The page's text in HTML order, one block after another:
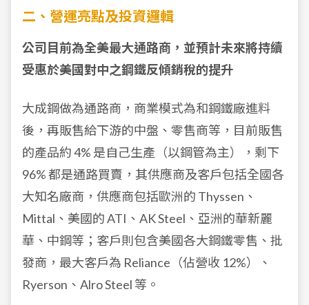
二、營運亮點及投資邏輯
公司目前為全美最大通路商，並預計未來將持續
受惠於美國對中之鋼鐵反傾銷稅的提升
大成鋼做為通路商，商業模式為和鋼鐵廠進料
後，再販售給下游的中盤、零售商等，目前販售
的產品約 4% 是自己生產（以鋼管為主），剩下
96% 都是通路買賣，其供應商及客戶包括全國各
大知名廠商，供應商包括歐洲的 Thyssen、
Mittal、美國的 ATI、AK Steel、亞洲的華新麗
華、中鋼等；客戶則包含美國各大鋼鐵零售、批
發商，最大客戶為 Reliance（佔營收 12%）、
Ryerson、Alro Steel 等。